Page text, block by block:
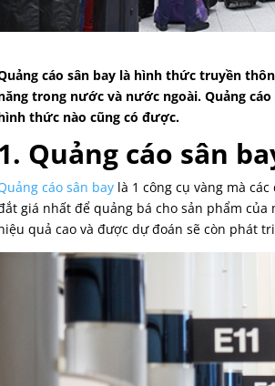
cáo sân bay là hình thức truyền
trong nước và nước ngoài. Quảng
thức nào cũng có được.
1. Quảng cáo sân
cáo sân bay là 1 công cụ vàng mà
giá nhất để quảng bá cho sản phẩm
quả cao và được dự đoán sẽ còn phát